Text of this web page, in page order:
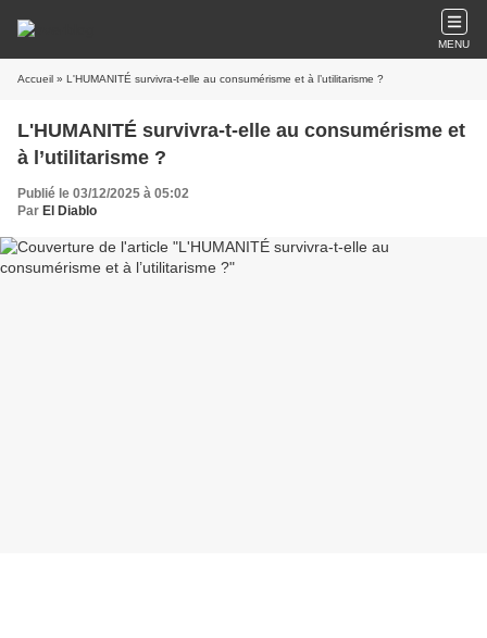
MENU
Accueil » L'HUMANITÉ survivra-t-elle au consumérisme et à l’utilitarisme ?
L'HUMANITÉ survivra-t-elle au consumérisme et
à l’utilitarisme ?
Publié le 03/12/2025 à 05:02
Par El Diablo